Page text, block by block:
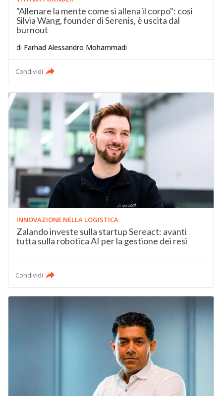
"Allenare la mente come si allena il corpo": così
Silvia Wang, founder di Serenis, è uscita dal
burnout
di Farhad Alessandro Mohammadi
Condividi
INNOVAZIONE NELLA LOGISTICA
Zalando investe sulla startup Sereact: avanti
tutta sulla robotica AI per la gestione dei resi
Condividi